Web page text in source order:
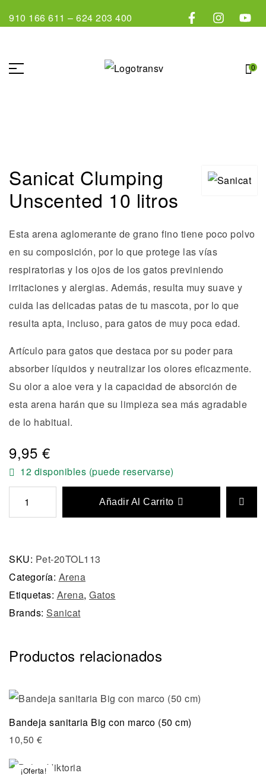
910 166 611 – 624 203 400
0
Sanicat Clumping
Unscented 10 litros
Esta arena aglomerante de grano fino tiene poco polvo
en su composición, por lo que protege las vías
respiratorias y los ojos de los gatos previniendo
irritaciones y alergias. Además, resulta muy suave y
cuida las delicadas patas de tu mascota, por lo que
resulta apta, incluso, para gatos de muy poca edad.
Artículo para gatos que destaca por su poder para
absorber líquidos y neutralizar los olores eficazmente.
Su olor a aloe vera y la capacidad de absorción de
esta arena harán que su limpieza sea más agradable
de lo habitual.
9,95 €
12 disponibles (puede reservarse)
Añadir Al Carrito
SKU: Pet-20TOL113
Categoría: Arena
Etiquetas: Arena, Gatos
Brands: Sanicat
Productos relacionados
Bandeja sanitaria Big con marco (50 cm)
10,50 €
¡Oferta!